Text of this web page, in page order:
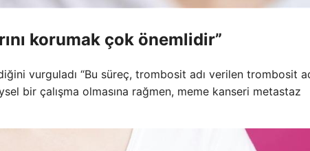
korumak çok önemlidir”
vurguladı “Bu süreç, trombosit adı verilen trombosit
bir çalışma olmasına rağmen, meme kanseri metastaz